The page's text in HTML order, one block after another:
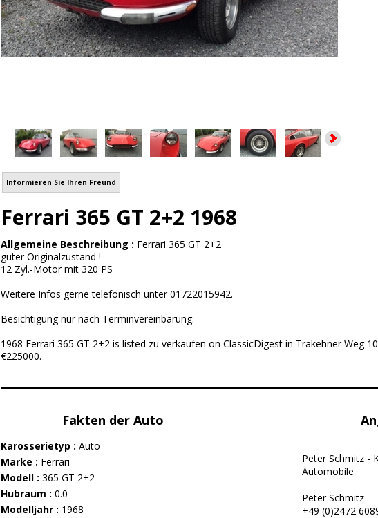
Informieren Sie Ihren Freund
Ferrari 365 GT 2+2 1968
Allgemeine Beschreibung : Ferrari 365 GT 2+2
guter Originalzustand !
12 Zyl.-Motor mit 320 PS
Weitere Infos gerne telefonisch unter 01722015942.
Besichtigung nur nach Terminvereinbarung.
1968 Ferrari 365 GT 2+2 is listed zu verkaufen on ClassicDigest in Trakehner Weg
€225000.
Fakten der Auto
Karosserietyp : Auto
Marke : Ferrari
Modell : 365 GT 2+2
Hubraum : 0.0
Modelljahr : 1968
Peter Schmitz -
Automobile
Peter Schmitz
+49 (0)2472